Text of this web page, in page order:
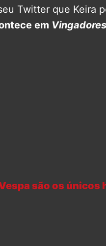
Twitter que Keira
em
são os únicos